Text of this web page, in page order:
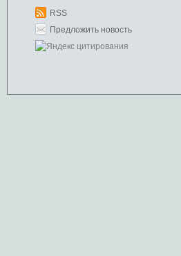
RSS
Предложить новость